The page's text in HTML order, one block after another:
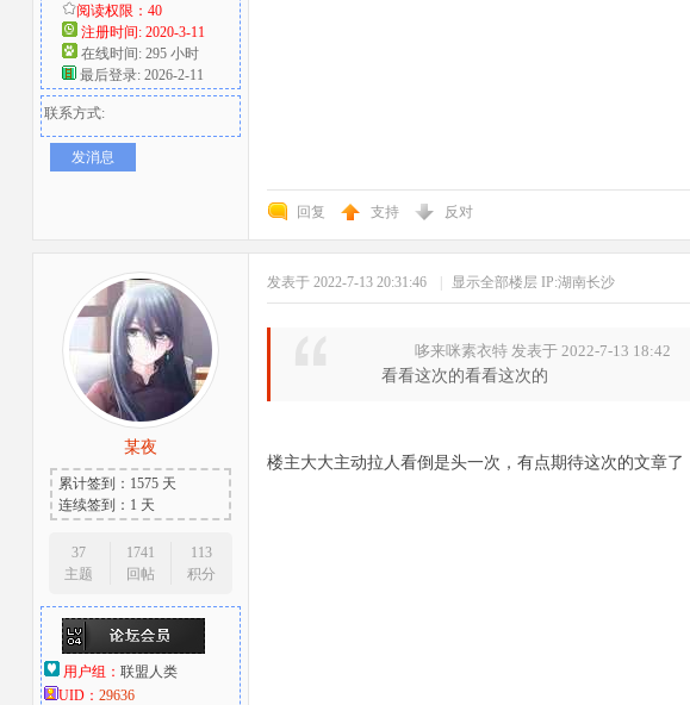
阅读权限：40
注册时间: 2020-3-11
在线时间: 295 小时
最后登录: 2026-2-11
联系方式:
发消息
回复 支持 反对
某夜
累计签到：1575 天
连续签到：1 天
37
主题
1741
回帖
113
积分
用户组： 联盟人类
UID： 29636
发表于 2022-7-13 20:31:46 显示全部楼层 IP:湖南长沙
哆来咪素衣特 发表于 2022-7-13 18:42
看看这次的看看这次的
楼主大大主动拉人看倒是头一次，有点期待这次的文章了